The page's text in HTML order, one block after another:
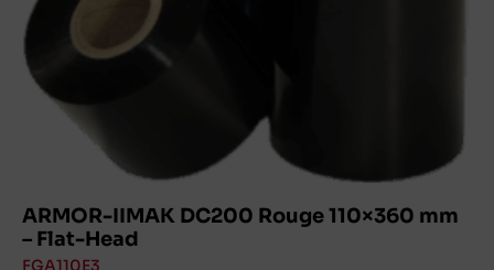
ARMOR-IIMAK DC200 Rouge 110×360 mm
– Flat-Head
FGA110E3